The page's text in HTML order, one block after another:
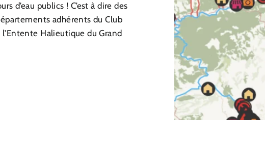
d’eau publics ! C’est à dire des
adhérents du Club
Halieutique du Grand